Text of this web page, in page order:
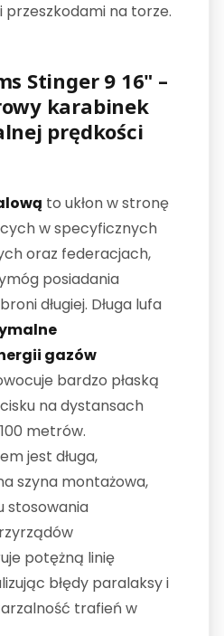
przeszkodami na torze.
Stinger 9 16" –
karabinek
prędkości
to ukłon w stronę
w specyficznych
oraz federacjach,
posiadania
długiej. Długa lufa
gazów
bardzo płaską
na dystansach
metrów.
jest długa,
szyna montażowa,
stosowania
potężną linię
błędy paralaksy i
trafień w